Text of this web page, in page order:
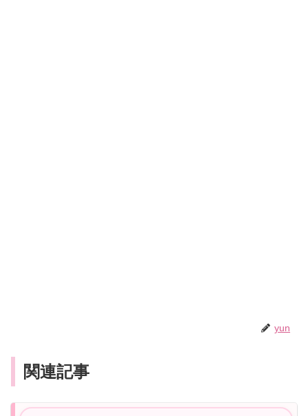
yun
関連記事